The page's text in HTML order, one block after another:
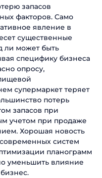
запасов
факторов. Само
явление в
существенные
ли может быть
специфику бизнеса
опросу,
супермаркет теряет
потерь
запасов при
учетом при продаже
Хорошая новость
систем
планограмм
уменьшить влияние